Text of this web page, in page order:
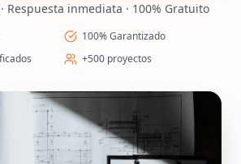
Respuesta inmediata · 100% Gratuito
100% Garantizado
+500 proyectos